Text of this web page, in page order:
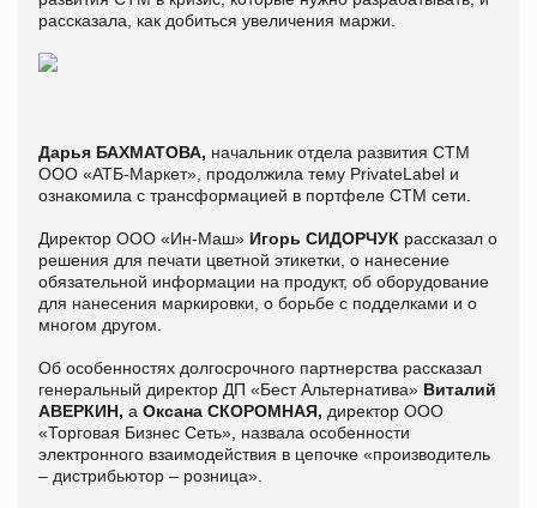
рассказала, как добиться увеличения маржи.
Дарья БАХМАТОВА, начальник отдела развития СТМ
ООО «АТБ-Маркет», продолжила тему PrivateLabel и
ознакомила с трансформацией в портфеле СТМ сети.
Директор ООО «Ин-Маш» Игорь СИДОРЧУК рассказал о
решения для печати цветной этикетки, о нанесение
обязательной информации на продукт, об оборудование
для нанесения маркировки, о борьбе с подделками и о
многом другом.
Об особенностях долгосрочного партнерства рассказал
генеральный директор ДП «Бест Альтернатива» Виталий
АВЕРКИН, а Оксана СКОРОМНАЯ, директор ООО
«Торговая Бизнес Сеть», назвала особенности
электронного взаимодействия в цепочке «производитель
– дистрибьютор – розница».